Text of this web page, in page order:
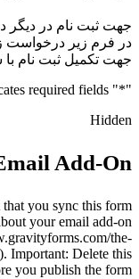
جهت ثبت نام در دیگر
در فرم زیر درخواست
جهت تکمیل ثبت نام با
"
*
" indicates required fields
Hidden
Add-On
you sync this form
your email add-on
the-
Important: Delete this
you publish the form.